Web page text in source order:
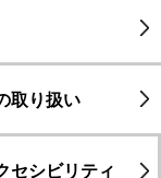
取り扱い
セシビリティ